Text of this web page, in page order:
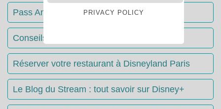
Pass Annuels Disney : informations
Conseils & Astuces Disneyland Paris
Réserver votre restaurant à Disneyland Paris
Le Blog du Stream : tout savoir sur Disney+
PRIVACY POLICY